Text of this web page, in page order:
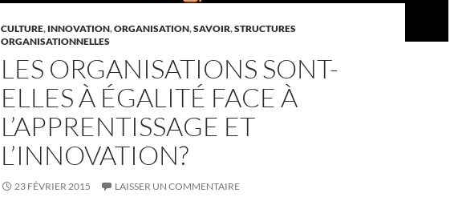
CULTURE, INNOVATION,ORGANISATION,SAVOIR,STRUCTURES
ORGANISATIONNELLES
LES ORGANISATIONS SONT-
ELLES À ÉGALITÉ FACE À
L’APPRENTISSAGE ET
L’INNOVATION?
23 FÉVRIER 2015 LAISSER UN COMMENTAIRE